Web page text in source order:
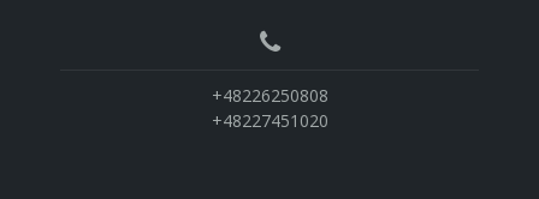
+48226250808
+48227451020